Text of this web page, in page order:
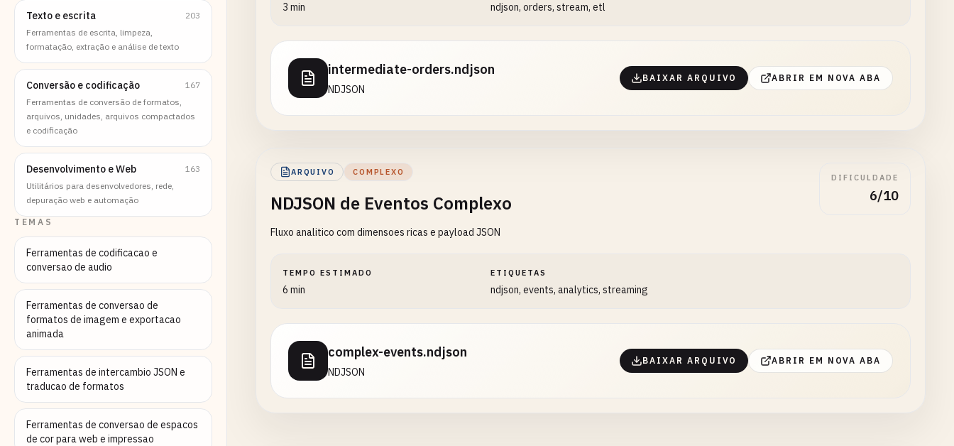
Texto e escrita
203
Ferramentas de escrita, limpeza,
formatação, extração e análise de texto
Conversão e codificação
167
Ferramentas de conversão de formatos,
arquivos, unidades, arquivos compactados
e codificação
Desenvolvimento e Web
163
Utilitários para desenvolvedores, rede,
depuração web e automação
TEMAS
Ferramentas de codificacao e
conversao de audio
Ferramentas de conversao de
formatos de imagem e exportacao
animada
Ferramentas de intercambio JSON e
traducao de formatos
Ferramentas de conversao de espacos
de cor para web e impressao
3 min ndjson, orders, stream, etl
intermediate-orders.ndjson
NDJSON
BAIXAR ARQUIVO ABRIR EM NOVA ABA
ARQUIVO COMPLEXO
NDJSON de Eventos Complexo
Fluxo analitico com dimensoes ricas e payload JSON
DIFICULDADE
6/10
TEMPO ESTIMADO
6 min
ETIQUETAS
ndjson, events, analytics, streaming
complex-events.ndjson
NDJSON
BAIXAR ARQUIVO ABRIR EM NOVA ABA